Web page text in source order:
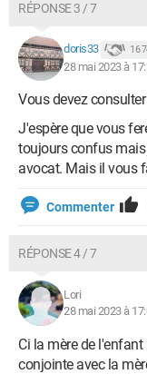
RÉPONSE 3 / 7
doris33 16
28 mai 2023 à
Vous devez
J'espère que vous
toujours confus
avocat. Mais il vous
Commenter
RÉPONSE 4 / 7
Lori
28 mai 2023 à
Ci la mère de
conjointe avec la